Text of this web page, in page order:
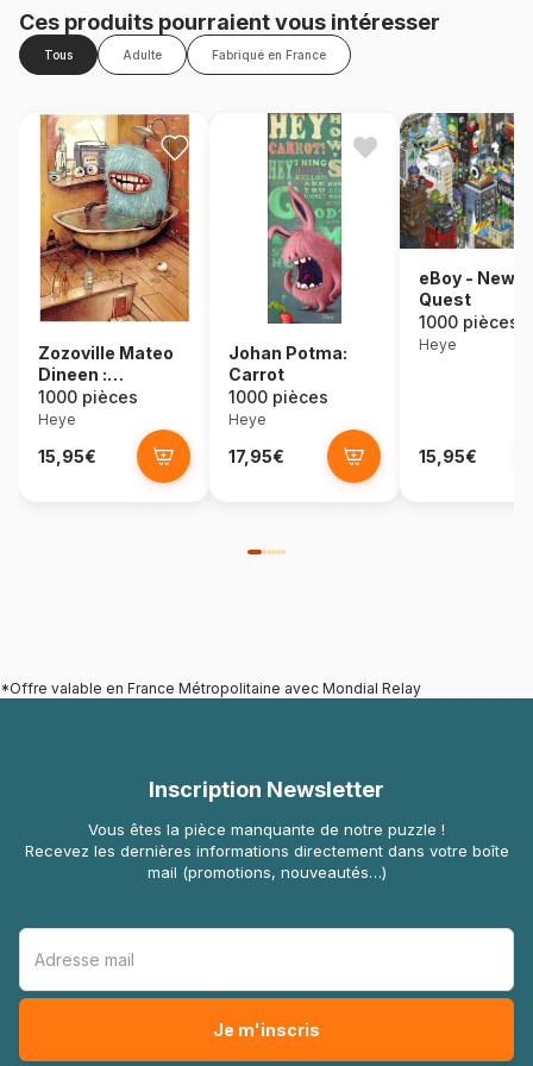
Ces produits pourraient vous intéresser
Tous Adulte Fabriqué en France
Zozoville Mateo
Dineen :
Baignoire
1000 pièces
Heye
15,95€
Johan Potma:
Carrot
1000 pièces
Heye
17,95€
eBoy - New
Quest
1000 pièces
Heye
15,95€
*Offre valable en France Métropolitaine avec Mondial Relay
Inscription Newsletter
Vous êtes la pièce manquante de notre puzzle !
Recevez les dernières informations directement dans votre boîte
mail (promotions, nouveautés…)